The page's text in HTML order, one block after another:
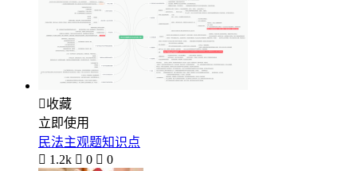
收藏
立即使用
民法主观题知识点
 1.2k  0  0